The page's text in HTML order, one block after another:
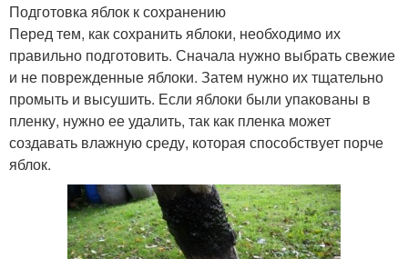
Подготовка яблок к сохранению
Перед тем, как сохранить яблоки, необходимо их
правильно подготовить. Сначала нужно выбрать свежие
и не поврежденные яблоки. Затем нужно их тщательно
промыть и высушить. Если яблоки были упакованы в
пленку, нужно ее удалить, так как пленка может
создавать влажную среду, которая способствует порче
яблок.